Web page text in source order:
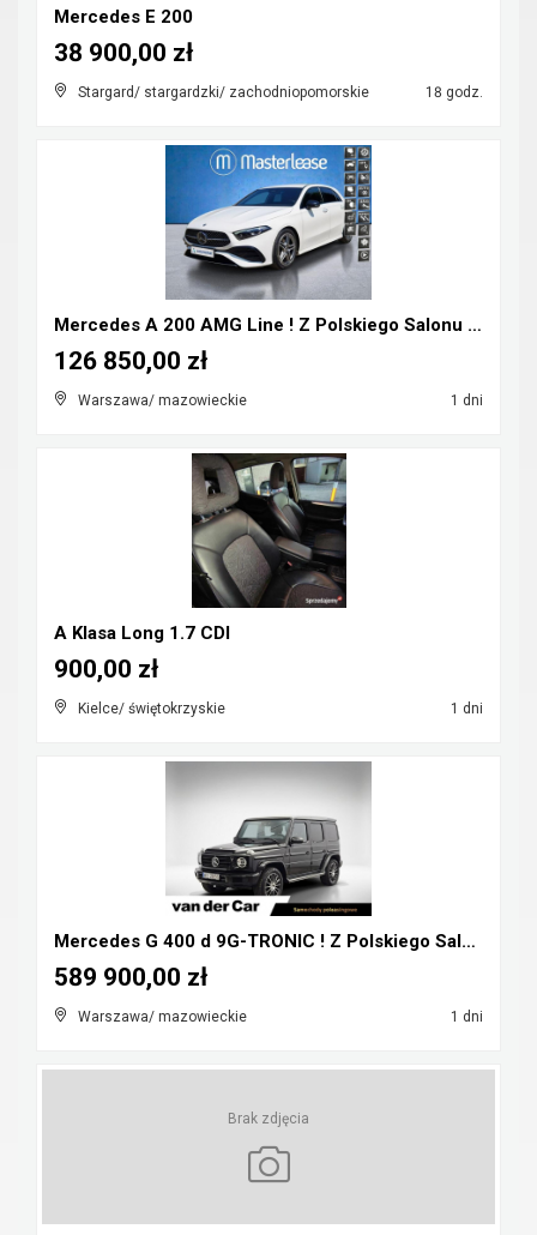
Mercedes E 200
Stargard/ stargardzki/ zachodniopomorskie 18 godz.
38 900,00 zł
Mercedes A 200 AMG Line ! Z Polskiego Salonu ! Fak...
Warszawa/ mazowieckie 1 dni
126 850,00 zł
A Klasa Long 1.7 CDI
Kielce/ świętokrzyskie 1 dni
900,00 zł
Mercedes G 400 d 9G-TRONIC ! Z Polskiego Salonu ! ...
Warszawa/ mazowieckie 1 dni
589 900,00 zł
Brak zdjęcia